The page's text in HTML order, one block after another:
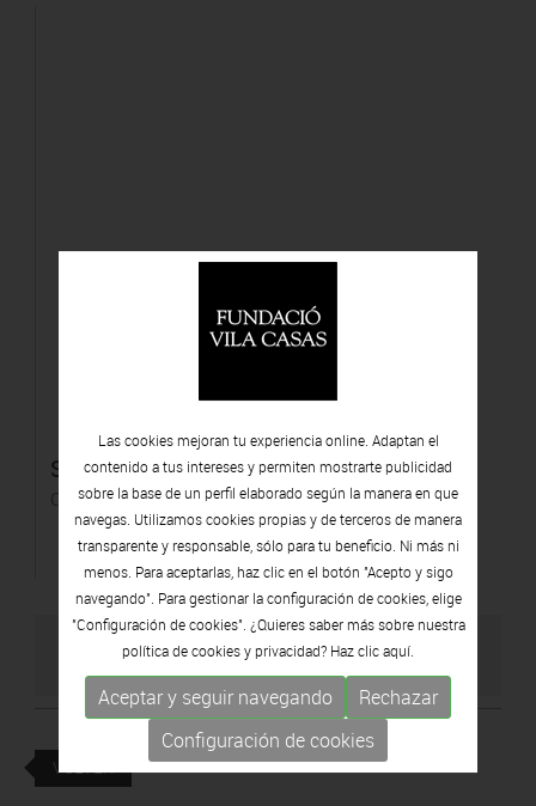
Solution
C-print
VISITAR WEB DEL ARTISTA
VOLVER
Las cookies mejoran tu experiencia online. Adaptan el
contenido a tus intereses y permiten mostrarte publicidad
sobre la base de un perfil elaborado según la manera en que
navegas. Utilizamos cookies propias y de terceros de manera
transparente y responsable, sólo para tu beneficio. Ni más ni
menos. Para aceptarlas, haz clic en el botón "Acepto y sigo
navegando". Para gestionar la configuración de cookies, elige
"Configuración de cookies". ¿Quieres saber más sobre nuestra
política de cookies y privacidad? Haz clicaquí.
Aceptar y seguir navegando
Rechazar
Configuración de cookies